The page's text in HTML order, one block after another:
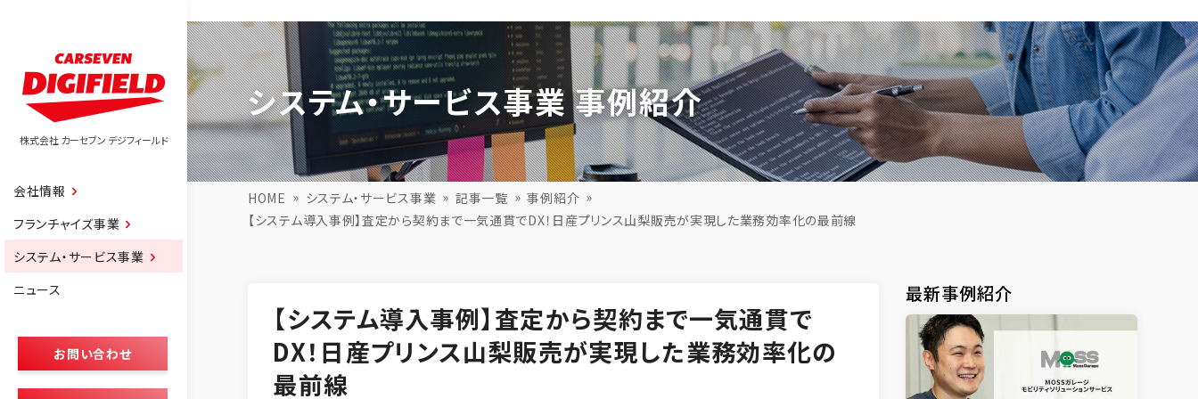
株式会社 カーセブン デジフィールド
会社情報
フランチャイズ事業
システム・サービス事業
ニュース
お問い合わせ
システム・サービス事業 事例紹介
HOME システム・サービス事業 記事一覧
事例紹介
【システム導入事例】査定から契約まで一気通貫でDX！日産プリンス山梨販売が実現した業務効率化の最前線
【システム導入事例】査定から契約まで一気通貫で
DX！日産プリンス山梨販売が実現した業務効率化の
最前線
最新事例紹介